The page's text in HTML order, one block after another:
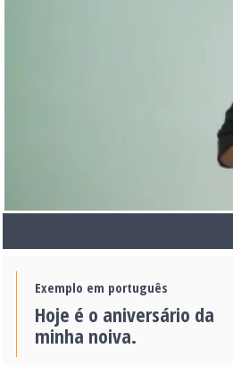
Exemplo em português
Hoje é o aniversário da
minha noiva.